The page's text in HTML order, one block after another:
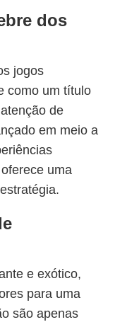
dos
jogos
como um título
de
em meio a
uma
e exótico,
para uma
são apenas